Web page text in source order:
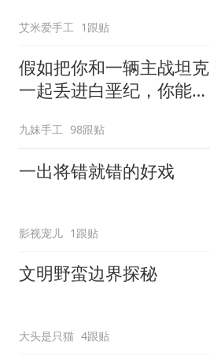
艾米爱手工 1跟贴
假如把你和一辆主战坦克
一起丢进白垩纪，你能统
九妹手工 98跟贴
一出将错就错的好戏
影视宠儿 1跟贴
文明野蛮边界探秘
大头是只猫 4跟贴